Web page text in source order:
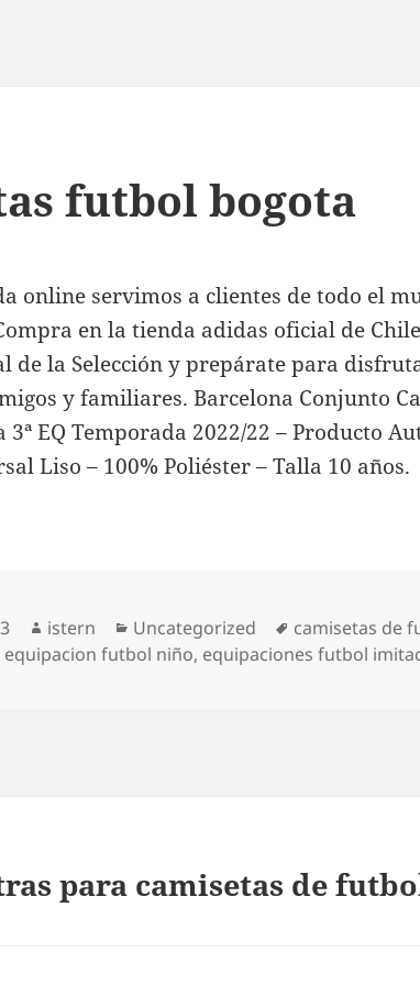
futbol bogota
online servimos a clientes de todo el
en la tienda adidas oficial de
de la Selección y prepárate para
y familiares. Barcelona Conjunto
3ª EQ Temporada 2022/22 – Producto
Liso – 100% Poliéster – Talla 10 años.
Autor
istern Categorías
Uncategorized Etiquetas
camisetas de
equipacion futbol niño, equipaciones futbol
para camisetas de